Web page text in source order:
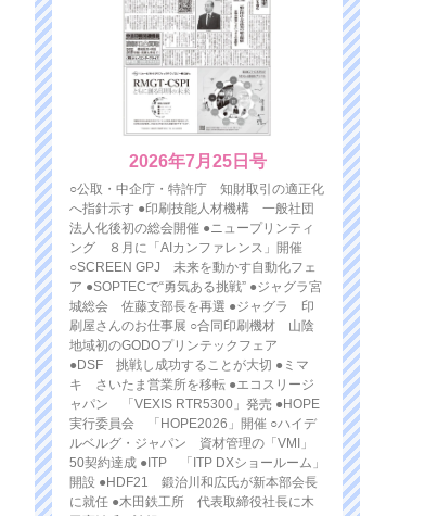
2026年7月25日号
○公取・中企庁・特許庁 知財取引の適正化
へ指針示す ●印刷技能人材機構 一般社団
法人化後初の総会開催 ●ニュープリンティ
ング ８月に「AIカンファレンス」開催
○SCREEN GPJ 未来を動かす自動化フェ
ア ●SOPTECで“勇気ある挑戦” ●ジャグラ宮
城総会 佐藤支部長を再選 ●ジャグラ 印
刷屋さんのお仕事展 ○合同印刷機材 山陰
地域初のGODOプリンテックフェア
●DSF 挑戦し成功することが大切 ●ミマ
キ さいたま営業所を移転 ●エコスリージ
ャパン 「VEXIS RTR5300」発売 ●HOPE
実行委員会 「HOPE2026」開催 ○ハイデ
ルベルグ・ジャパン 資材管理の「VMI」
50契約達成 ●ITP 「ITP DXショールーム」
開設 ●HDF21 鍛治川和広氏が新本部会長
に就任 ●木田鉄工所 代表取締役社長に木